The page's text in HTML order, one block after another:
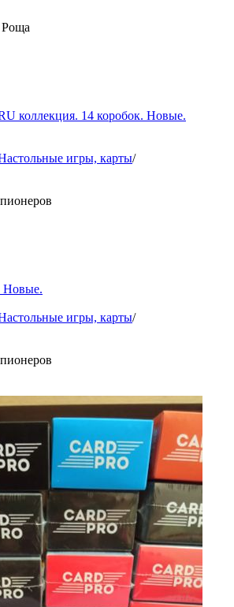
Роща
коллекция. 14 коробок. Новые.
игры, карты/
Новые.
игры, карты/